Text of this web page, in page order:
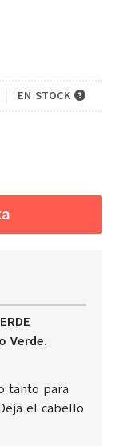
EN STOCK
Verde.
tanto para
el cabello